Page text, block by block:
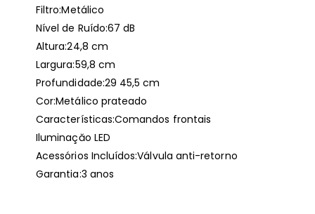
Filtro:Metálico
Nível de Ruído:67 dB
Altura:24,8 cm
Largura:59,8 cm
Profundidade:29 45,5 cm
Cor:Metálico prateado
Características:Comandos frontais
Iluminaçăo LED
Acessórios Incluídos:Válvula anti-retorno
Garantia:3 anos